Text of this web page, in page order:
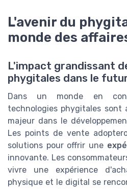
L'avenir du
monde des
L'impact grandissant
phygitales dans le
Dans un monde en
technologies phygitales sont
majeur dans le
Les points de vente
solutions pour offrir une
innovante. Les
vivre une expérience
physique et le digital se